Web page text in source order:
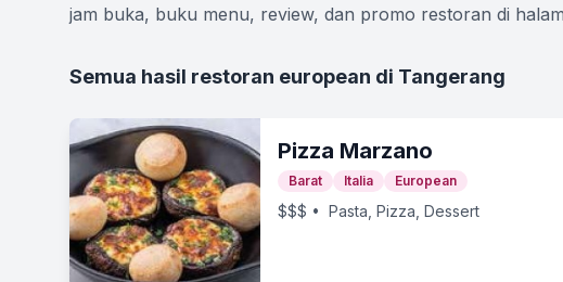
jam buka, buku menu, review, dan promo restoran di
Semua hasil restoran european di Tangerang
Pizza Marzano
Barat Italia European
$$$ • Pasta, Pizza, Dessert